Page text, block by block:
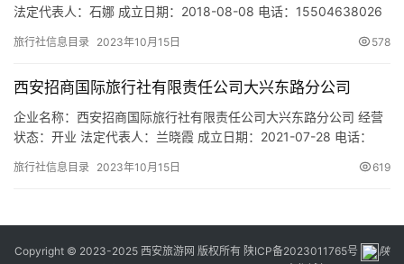
法定代表人：石娜 成立日期：2018-08-08 电话：15504638026
西安市长安区韦曲新华街200号恒顺花园1号楼3单元501室 网址：-
证券、期货…
旅行社信息目录 2023年10月15日 578
西安招商国际旅行社有限责任公司大兴东路分公司
企业名称：西安招商国际旅行社有限责任公司大兴东路分公司 经营
状态：开业 法定代表人：兰晓霞 成立日期：2021-07-28 电话：
91610104MAB0YB5K8N 注册地址：陕西省西安市莲湖区大兴东路
旅行社信息目录 2023年10月15日 619
Copyright © 2023-2025 西安旅游网 版权所有 陕ICP备2023011765号
陕